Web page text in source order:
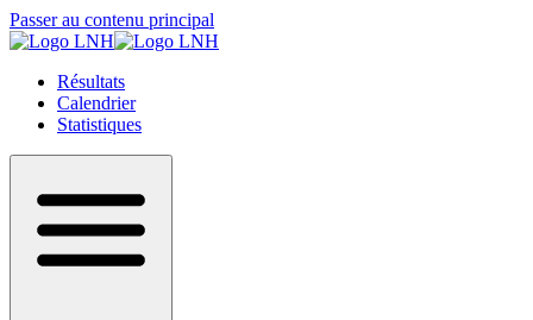
Passer au contenu principal
Résultats
Calendrier
Statistiques